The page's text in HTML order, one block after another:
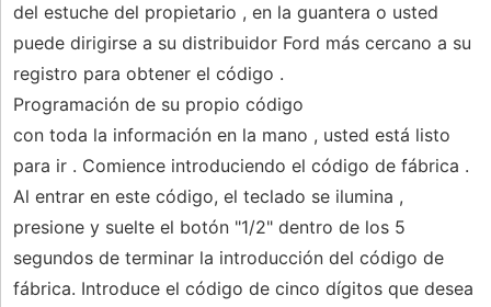
del estuche del propietario , en la guantera o usted
puede dirigirse a su distribuidor Ford más cercano a su
registro para obtener el código .
Programación de su propio código
con toda la información en la mano , usted está listo
para ir . Comience introduciendo el código de fábrica .
Al entrar en este código, el teclado se ilumina ,
presione y suelte el botón "1/2" dentro de los 5
segundos de terminar la introducción del código de
fábrica. Introduce el código de cinco dígitos que desea